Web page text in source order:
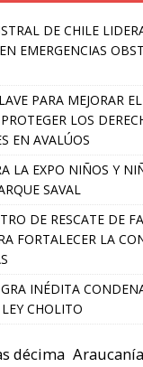
DE CHILE
EMERGENCIAS
PARA MEJORAR
LOS
EN AVALÚOS
LA EXPO NIÑOS Y
SAVAL
DE RESCATE DE
FORTALECER LA
INÉDITA
CHOLITO
décima Araucanía